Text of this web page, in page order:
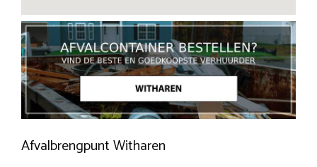
Afvalbrengpunt Witharen